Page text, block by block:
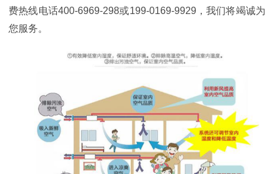
费热线电话400-6969-298或199-0169-9929，我们将竭诚为
您服务。